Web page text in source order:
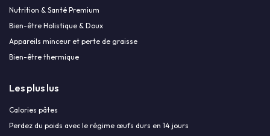
Nutrition & Santé Premium
Bien-être Holistique & Doux
Appareils minceur et perte de graisse
Bien-être thermique
Les plus lus
Calories pâtes
Perdez du poids avec le régime œufs durs en 14 jours